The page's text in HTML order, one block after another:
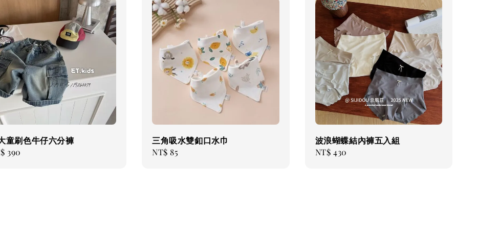
童刷色牛仔六分褲
390
三角吸水雙釦口水巾
Regular
NT$ 85
波浪蝴蝶結內褲五入組
Regular
NT$ 430